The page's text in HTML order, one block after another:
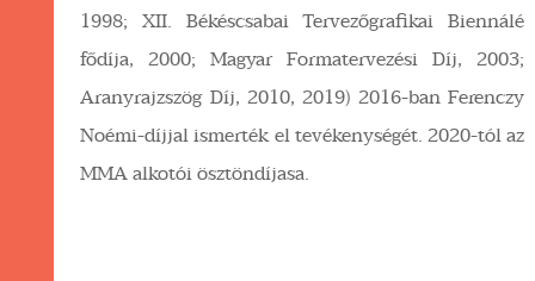
1998; XII. Békéscsabai Tervezőgrafikai Biennálé
fődíja, 2000; Magyar Formatervezési Díj, 2003;
Aranyrajzszög Díj, 2010, 2019) 2016-ban Ferenczy
Noémi-díjjal ismerték el tevékenységét. 2020-tól az
MMA alkotói ösztöndíjasa.